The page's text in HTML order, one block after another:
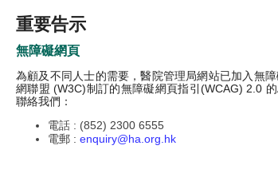
重要告示
無障礙網頁
為顧及不同人士的需要，醫院管理局網站已加入無
網聯盟 (W3C)制訂的無障礙網頁指引(WCAG) 2.0
聯絡我們：
電話 : (852) 2300 6555
電郵 : enquiry@ha.org.hk